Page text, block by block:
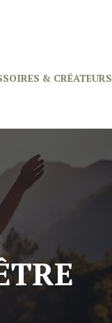
& CRÉATEURS